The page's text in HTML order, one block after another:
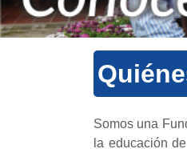
Somos una
la educación